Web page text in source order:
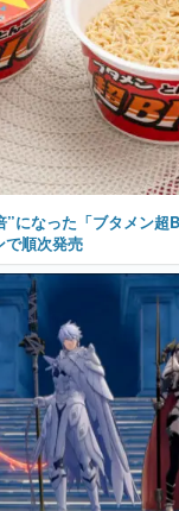
”になった「ブタメン超
で順次発売